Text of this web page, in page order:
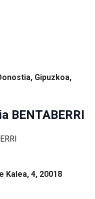
Gipuzkoa,
BENTABERRI
Kalea, 4, 20018